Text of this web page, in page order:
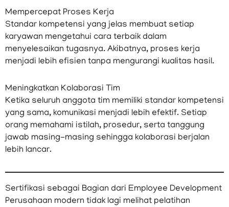
Mempercepat Proses Kerja
Standar kompetensi yang jelas membuat setiap
karyawan mengetahui cara terbaik dalam
menyelesaikan tugasnya. Akibatnya, proses kerja
menjadi lebih efisien tanpa mengurangi kualitas hasil.
Meningkatkan Kolaborasi Tim
Ketika seluruh anggota tim memiliki standar kompetensi
yang sama, komunikasi menjadi lebih efektif. Setiap
orang memahami istilah, prosedur, serta tanggung
jawab masing-masing sehingga kolaborasi berjalan
lebih lancar.
Sertifikasi sebagai Bagian dari Employee Development
Perusahaan modern tidak lagi melihat pelatihan